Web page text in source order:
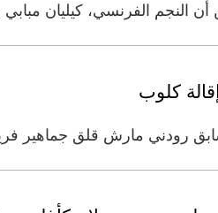
النجم الفرنسي، كيليان مبابي
كلوب
رودني مارش قلق جماهير